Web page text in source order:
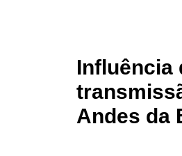
Influência
Andes da